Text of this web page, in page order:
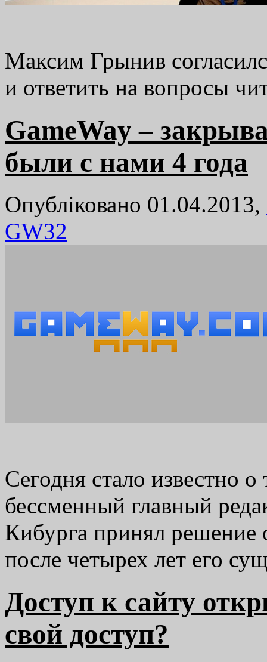
Максим Грынив
и ответить на вопросы
GameWay –
были с нами 4 года
Опубліковано 01.04.2013,
GW32
Сегодня стало известно
бессменный главный
Кибурга принял решение
после четырех лет его
Доступ к сайту
свой доступ?